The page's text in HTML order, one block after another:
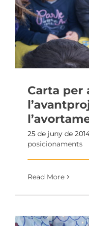
Carta per
25 de juny de
posicionaments
Read More